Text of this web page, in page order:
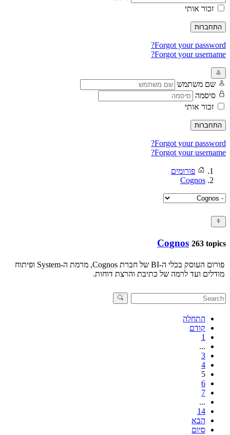
זכור אותי
התחברות
Forgot your password?
Forgot your username?
שם משתמש
סיסמה
זכור אותי
התחברות
Forgot your password?
Forgot your username?
פורומים
Cognos
Cognos 263 topics
פורום העוסק בכלי ה-BI של חברת Cognos, מרמת ה-System ופיתוח
מודלים ועד לרמה של כתיבת והרצת דוחות.
התחלה
קודם
1
...
3
4
5
6
7
...
14
הבא
סיום